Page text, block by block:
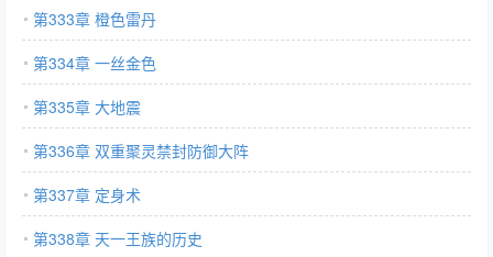
第333章 橙色雷丹
第334章 一丝金色
第335章 大地震
第336章 双重聚灵禁封防御大阵
第337章 定身术
第338章 天一王族的历史